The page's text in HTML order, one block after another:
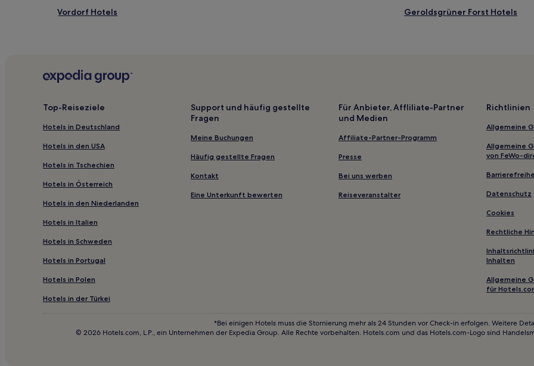
Vordorf Hotels
Geroldsgrüner Forst Hotels
Wunsiedel Hotels
Landkreis Bamberg: Hotels
Hotels nahe Skigebiet
Hotels nahe Skischaukel Hempelsberg und Geiersberg
Hotels nahe Bushaltestelle
Landkreis Kulmbach: Hotels
Bischofsgrüner Forst Hotels
Haustierfreundliche in Bayreuth
Familien in Bayreuth
Haustierfreundliche in Schönsee
Haustierfreundliche nahe Untreusee
Hotels mit Fitnessbereich nahe Untreusee
Hotels mit inbegriffenem
Haustierfreundliche in Altstadt Bamberg
Familien in Altstadt Bamberg
Hotels mit inbegriffenem Frühstück in Bad Steben
Haustierfreundliche in Hof
Top-Reiseziele
Hotels in Deutschland
Hotels in den USA
Hotels in Tschechien
Hotels in Österreich
Hotels in den Niederlanden
Hotels in Italien
Hotels in Schweden
Hotels in Portugal
Hotels in Polen
Hotels in der Türkei
Support und häufig gestellte
Fragen
Meine Buchungen
Häufig gestellte Fragen
Kontakt
Eine Unterkunft bewerten
Für Anbieter, Affliliate-Partner
und Medien
Affiliate-Partner-Programm
Presse
Bei uns werben
Reiseveranstalter
Richtlinien
Allgemeine
Allgemeine
von FeWo-
Datenschutz
Cookies
Rechtliche
Inhalten
Allgemeine
für
*Bei einigen Hotels muss die Stornierung mehr als 24 Stunden vor Check-in erfolgen. Weitere
© 2026 Hotels.com, L.P., ein Unternehmen der Expedia Group. Alle Rechte vorbehalten. Hotels.com und das Hotels.com-Logo sind